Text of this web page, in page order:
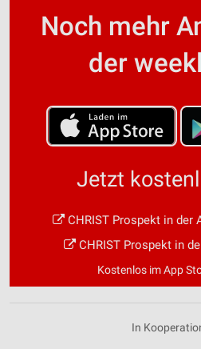
Noch mehr
der
Jetzt
CHRIST Prospekt in der
CHRIST Prospekt in
Kostenlos im App
In